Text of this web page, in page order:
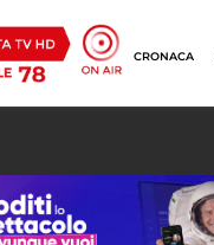
CRONACA